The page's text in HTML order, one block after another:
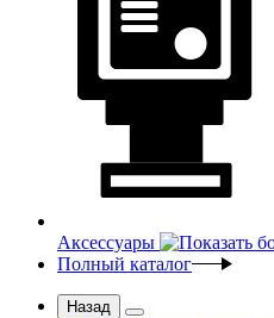
Аксессуары
Полный каталог
Назад